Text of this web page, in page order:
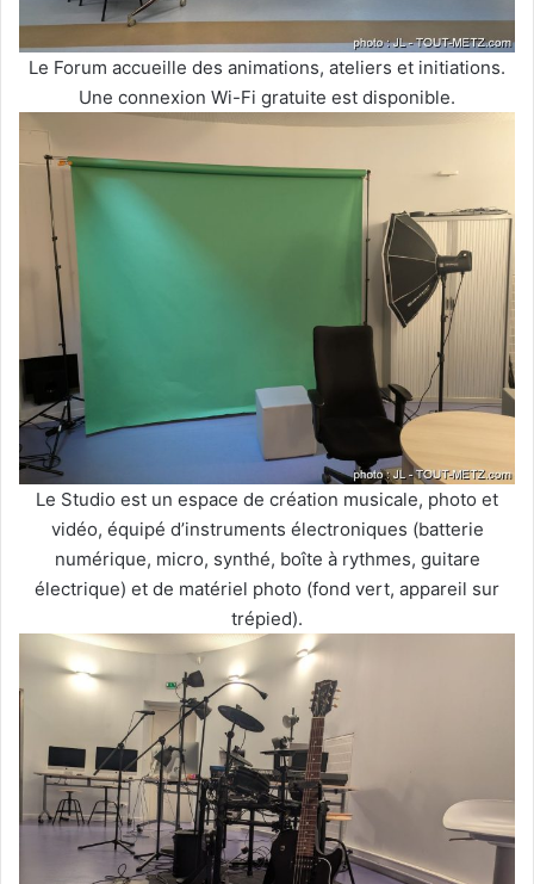
Le Forum accueille des animations, ateliers et initiations.
Une connexion Wi-Fi gratuite est disponible.
Le Studio est un espace de création musicale, photo et
vidéo, équipé d’instruments électroniques (batterie
numérique, micro, synthé, boîte à rythmes, guitare
électrique) et de matériel photo (fond vert, appareil sur
trépied).